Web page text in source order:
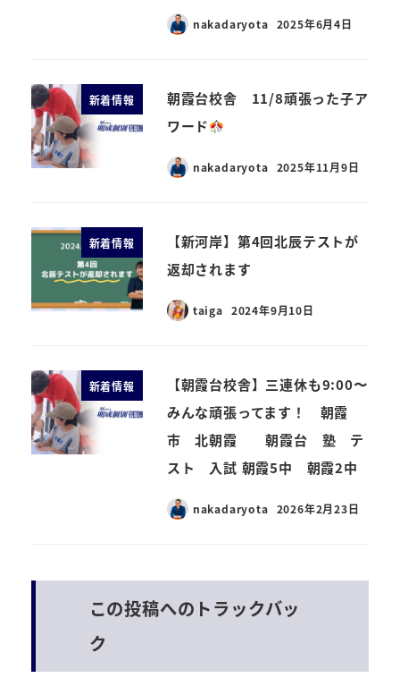
nakadaryota 2025年6月4日
新着情報
朝霞台校舎 11/8頑張った子ア
ワード
nakadaryota 2025年11月9日
新着情報
【新河岸】第4回北辰テストが
返却されます
taiga 2024年9月10日
新着情報
【朝霞台校舎】三連休も9:00〜
みんな頑張ってます！ 朝霞
市 北朝霞 朝霞台 塾 テ
スト 入試 朝霞5中 朝霞2中
nakadaryota 2026年2月23日
この投稿へのトラックバッ
ク